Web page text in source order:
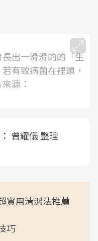
出一滑滑的的「生
有致病菌在裡頭，
源：
曾耀儀 整理
實用清潔法推薦
巧